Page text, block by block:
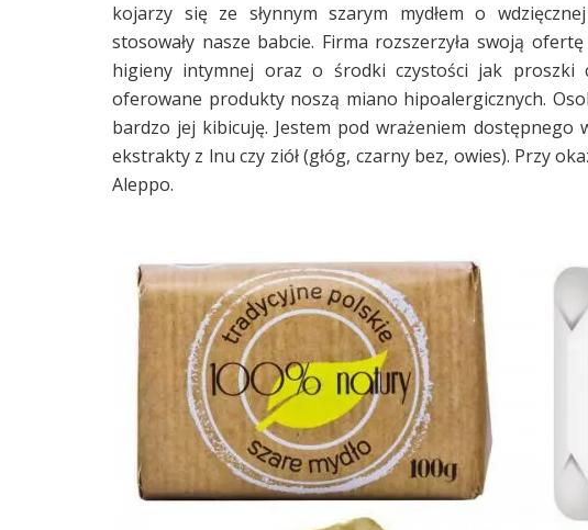
kojarzy się ze słynnym szarym mydłem o
stosowały nasze babcie. Firma rozszerzyła swoją
higieny intymnej oraz o środki czystości jak proszki
oferowane produkty noszą miano hipoalergicznych.
bardzo jej kibicuję. Jestem pod wrażeniem dostępnego
ekstrakty z lnu czy ziół (głóg, czarny bez, owies). Przy
Aleppo.